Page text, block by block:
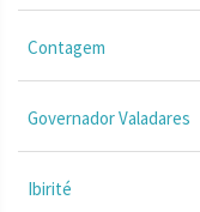
Contagem
Governador Valadares
Ibirité